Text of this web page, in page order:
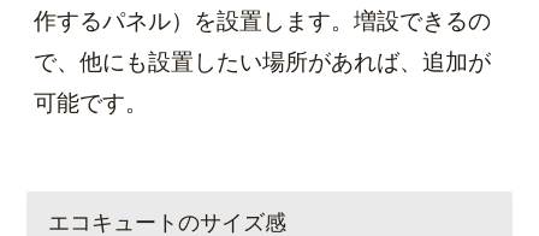
作するパネル）を設置します。増設できるの
で、他にも設置したい場所があれば、追加が
可能です。
エコキュートのサイズ感